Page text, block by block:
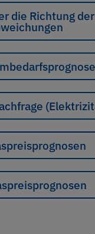
die Richtung der